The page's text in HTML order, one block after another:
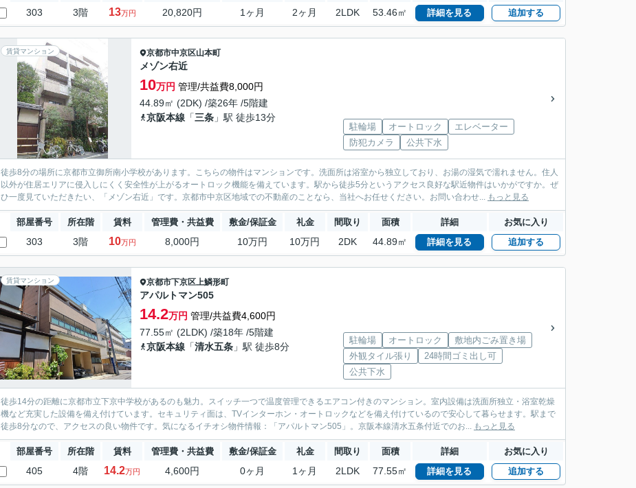
303 3階 13万円 20,820円 1ヶ月 2ヶ月 2LDK 53.46㎡ 詳細を見る 追加する
賃貸マンション 京都市中京区山本町
メゾン右近
10万円 管理/共益費8,000円
44.89㎡ (2DK) /築26年 /5階建
京阪本線 「三条 」駅 徒歩13分
駐輪場 オートロック
エレベーター
防犯カメラ
公共下水
徒歩8分の場所に京都市立御所南小学校があります。こちらの物件はマンションです。洗面所は浴室から独立しており、お湯の湿気で濡れません。住人
以外が住居エリアに侵入しにくく安全性が上がるオートロック機能を備えています。駅から徒歩5分というアクセス良好な駅近物件はいかがですか。ぜ
ひ一度見ていただきたい、「メゾン右近」です。京都市中京区地域での不動産のことなら、当社へお任せください。お問い合わせ... もっと見る
部屋番号 所在階 賃料 管理費・共益費 敷金/保証金 礼金 間取り 面積 詳細 お気に入り
303 3階 10万円 8,000円 10万円 10万円 2DK 44.89㎡ 詳細を見る 追加する
賃貸マンション 京都市下京区上鱗形町
アパルトマン505
14.2万円 管理/共益費4,600円
77.55㎡ (2LDK) /築18年 /5階建
京阪本線 「清水五条 」駅 徒歩8分
駐輪場 オートロック
敷地内ごみ置き場
外観タイル張り
24時間ゴミ出し可
公共下水
徒歩14分の距離に京都市立下京中学校があるのも魅力。スイッチ一つで温度管理できるエアコン付きのマンション。室内設備は洗面所独立・浴室乾燥
機など充実した設備を備え付けています。セキュリティ面は、TVインターホン・オートロックなどを備え付けているので安心して暮らせます。駅まで
徒歩8分なので、アクセスの良い物件です。気になるイチオシ物件情報：「アパルトマン505」。京阪本線清水五条付近でのお... もっと見る
部屋番号 所在階 賃料 管理費・共益費 敷金/保証金 礼金 間取り 面積 詳細 お気に入り
405 4階 14.2万円 4,600円 0ヶ月 1ヶ月 2LDK 77.55㎡ 詳細を見る 追加する